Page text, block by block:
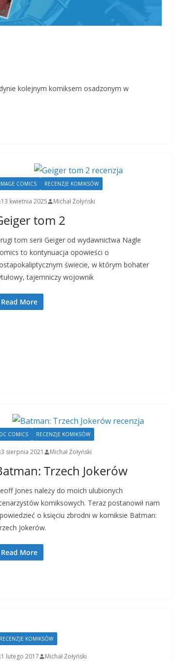
kolejnym komiksem osadzonym w
IMAGE COMICS RECENZJE KOMIKSÓW
13 kwietnia 2025 Michał Żołyński
tom 2
tom serii Geiger od wydawnictwa Nagle
to kontynuacja opowieści o
świecie, w którym bohater
tajemniczy wojownik
Read More
DC COMICS RECENZJE KOMIKSÓW
3 sierpnia 2021 Michał Żołyński
Trzech Jokerów
Jones należy do moich ulubionych
komiksowych. Teraz postanowił nam
o księciu zbrodni w komiksie Batman:
Jokerów.
Read More
RECENZJE KOMIKSÓW
1 lutego 2017 Michał Żołyński